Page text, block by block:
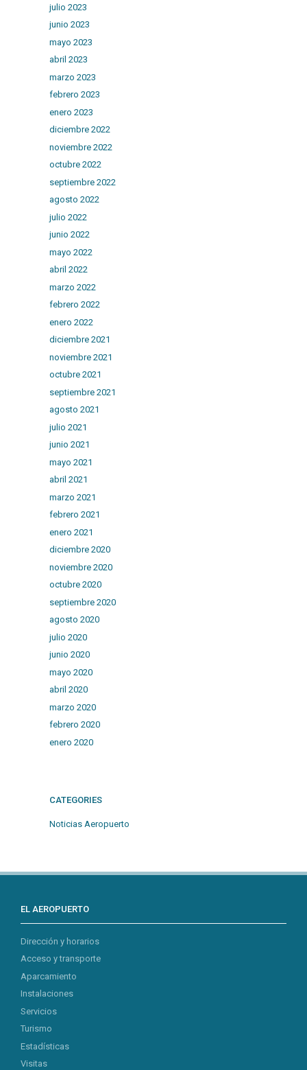
julio 2023
junio 2023
mayo 2023
abril 2023
marzo 2023
febrero 2023
enero 2023
diciembre 2022
noviembre 2022
octubre 2022
septiembre 2022
agosto 2022
julio 2022
junio 2022
mayo 2022
abril 2022
marzo 2022
febrero 2022
enero 2022
diciembre 2021
noviembre 2021
octubre 2021
septiembre 2021
agosto 2021
julio 2021
junio 2021
mayo 2021
abril 2021
marzo 2021
febrero 2021
enero 2021
diciembre 2020
noviembre 2020
octubre 2020
septiembre 2020
agosto 2020
julio 2020
junio 2020
mayo 2020
abril 2020
marzo 2020
febrero 2020
enero 2020
CATEGORIES
Noticias Aeropuerto
EL AEROPUERTO
Dirección y horarios
Acceso y transporte
Aparcamiento
Instalaciones
Servicios
Turismo
Estadísticas
Visitas